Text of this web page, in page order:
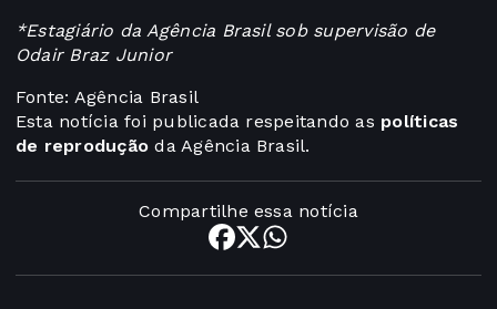
*Estagiário da Agência Brasil sob supervisão de
Odair Braz Junior
Fonte: Agência Brasil
Esta notícia foi publicada respeitando as políticas
de reprodução da Agência Brasil.
Compartilhe essa notícia